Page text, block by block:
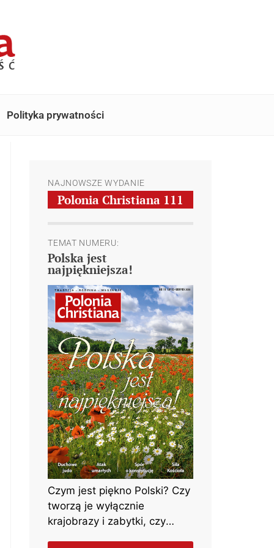
Polityka prywatności
NAJNOWSZE WYDANIE
Polonia Christiana 111
TEMAT NUMERU:
Polska jest
najpiękniejsza!
Czym jest piękno Polski? Czy
tworzą je wyłącznie
krajobrazy i zabytki, czy